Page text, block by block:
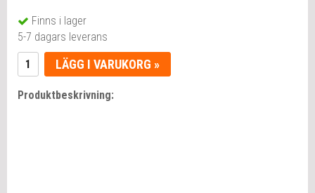
Finns i lager
5-7 dagars leverans
LÄGG I VARUKORG »
Produktbeskrivning: